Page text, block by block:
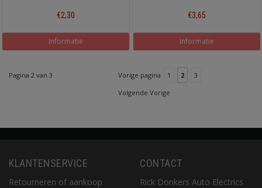
€2,30
Informatie
€3,65
Informatie
Pagina 2 van 3 Vorige pagina 1 2
3
Volgende Vorige
KLANTENSERVICE
Retourneren of aankoop
CONTACT
Rick Donkers Auto Electrics